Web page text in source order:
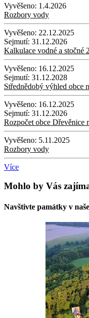
Vyvěšeno: 1.4.2026
Rozbory vody
Vyvěšeno: 22.12.2025
Sejmutí: 31.12.2026
Kalkulace vodné a stočné
Vyvěšeno: 16.12.2025
Sejmutí: 31.12.2028
Střednědobý výhled obce
Vyvěšeno: 16.12.2025
Sejmutí: 31.12.2026
Rozpočet obce Dřevěnice
Vyvěšeno: 5.11.2025
Rozbory vody
Více
Mohlo by Vás
Navštivte památky v